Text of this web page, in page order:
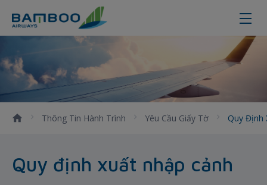
Quy định xuất nhập cảnh
Thông Tin Hành Trình Yêu Cầu Giấy Tờ Quy Định
Quy định xuất nhập cảnh